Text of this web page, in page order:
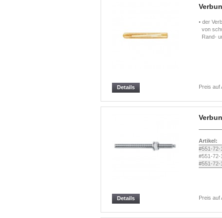
• der
von
Rand-
Preis auf
Details
Artikel:
#551-72-
#551-72-
#551-72-
Preis auf
Details